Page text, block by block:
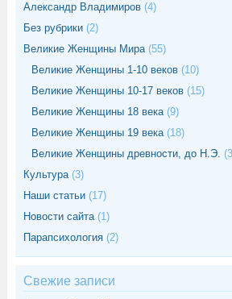
Александр Владимиров (4)
Без рубрики (2)
Великие Женщины Мира(55)
Великие Женщины 1-10 веков (10)
Великие Женщины 10-17 веков (15)
Великие Женщины 18 века(9)
Великие Женщины 19 века(18)
Великие Женщины древности, до Н.Э.
Культура(3)
Наши статьи (17)
Новости сайта(1)
Парапсихология (2)
Свежие записи